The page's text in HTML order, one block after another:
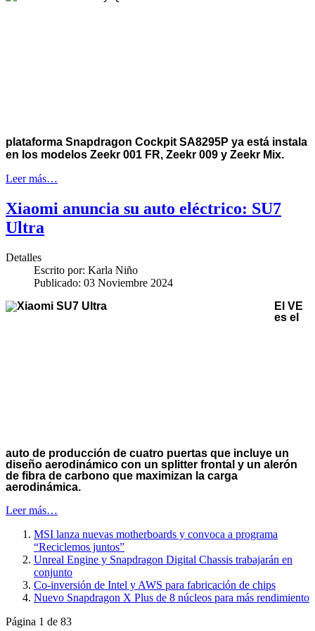
plataforma Snapdragon Cockpit SA8295P ya está instala
en los modelos Zeekr 001 FR, Zeekr 009 y Zeekr Mix.
Leer más…
Xiaomi anuncia su auto eléctrico: SU7
Ultra
Detalles
Escrito por: Karla Niño
Publicado: 03 Noviembre 2024
El VE
es el
auto de producción de cuatro puertas que incluye un
diseño aerodinámico con un splitter frontal y un alerón
de fibra de carbono que maximizan la carga
aerodinámica.
Leer más…
MSI lanza nuevas motherboards y convoca a programa
“Reciclemos juntos”
Unreal Engine y Snapdragon Digital Chassis trabajarán en
conjunto
Co-inversión de Intel y AWS para fabricación de chips
Nuevo Snapdragon X Plus de 8 núcleos para más rendimiento
Página 1 de 83